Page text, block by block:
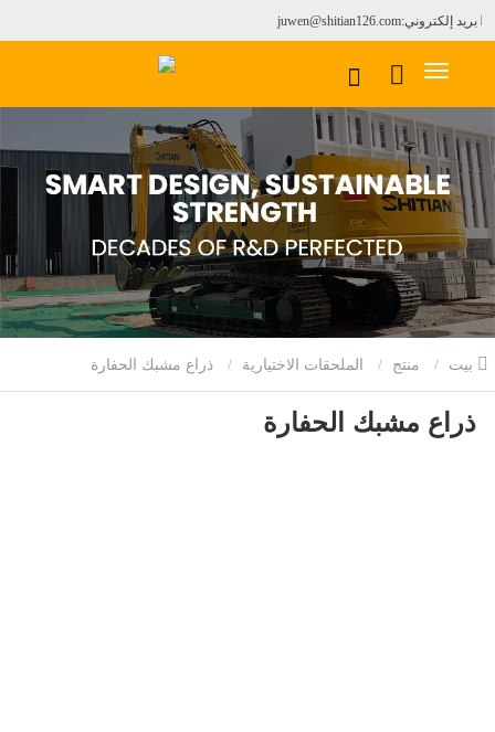
بريد إلكتروني:juwen@shitian126.com
منتج الملحقات الاختيارية
ذراع مشبك الحفارة